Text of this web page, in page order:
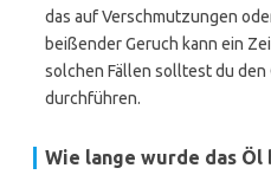
das auf Verschmutzungen
beißender Geruch kann ein
solchen Fällen solltest du
durchführen.
Wie lange wurde das